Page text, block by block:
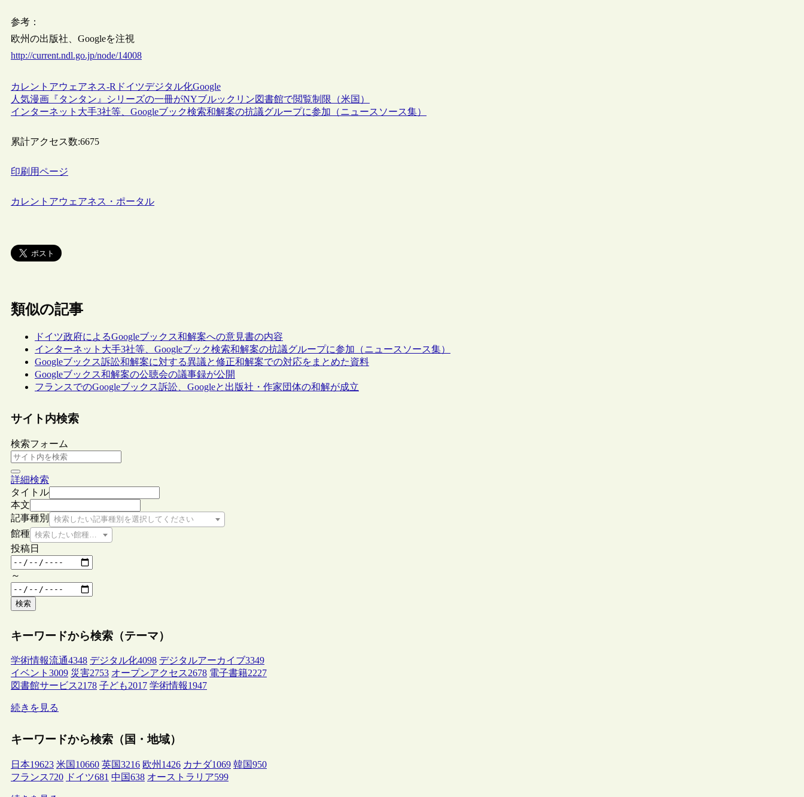
参考：
欧州の出版社、Googleを注視
http://current.ndl.go.jp/node/14008
カレントアウェアネス-R ドイツデジタル化Google
人気漫画『タンタン』シリーズの一冊がNYブルックリン図書館で閲覧制限（米国）
インターネット大手3社等、Googleブック検索和解案の抗議グループに参加（ニュースソース集）
累計アクセス数:6675
印刷用ページ
カレントアウェアネス・ポータル
類似の記事
ドイツ政府によるGoogleブックス和解案への意見書の内容
インターネット大手3社等、Googleブック検索和解案の抗議グループに参加（ニュースソース集）
Googleブックス訴訟和解案に対する異議と修正和解案での対応をまとめた資料
Googleブックス和解案の公聴会の議事録が公開
フランスでのGoogleブックス訴訟、Googleと出版社・作家団体の和解が成立
サイト内検索
検索フォーム
詳細検索
タイトル
本文
記事種別
検索したい記事種別を選択してください
館種 検索したい館種を選択してください
投稿日
～
検索
キーワードから検索（テーマ）
学術情報流通4348 デジタル化4098 デジタルアーカイブ3349
イベント 3009 災害2753 オープンアクセス2678 電子書籍2227
図書館サービス2178 子ども2017 学術情報1947
続きを見る
キーワードから検索（国・地域）
日本19623 米国 10660 英国3216 欧州 1426 カナダ1069 韓国950
フランス720 ドイツ681 中国638 オーストラリア599